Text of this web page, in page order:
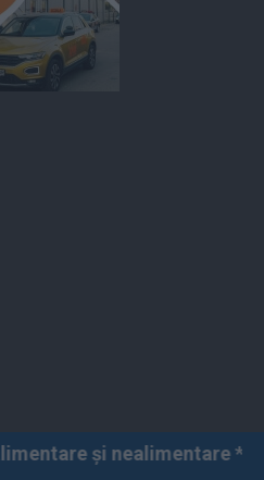
*** Vânzări